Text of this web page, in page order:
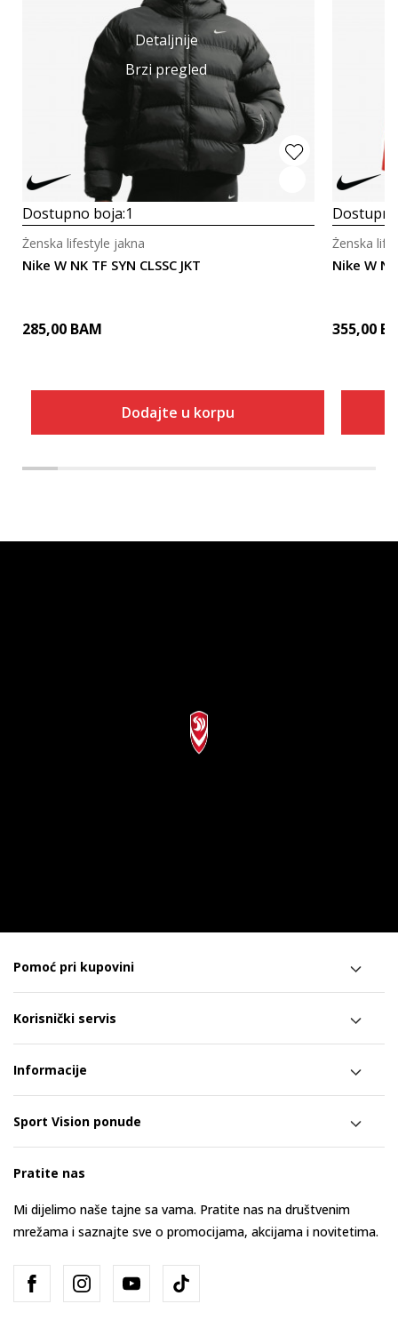
Detaljnije
Brzi pregled
Dostupno boja:1
Nike W NK TF SYN CLSSC JKT
Ženska lifestyle jakna
285,00 BAM
Dodajte u korpu
Nike W
Ženska
355,00
Pomoć pri kupovini
Korisnički servis
Informacije
Sport Vision ponude
Pratite nas
Mi dijelimo naše tajne sa vama. Pratite nas na društvenim
mrežama i saznajte sve o promocijama, akcijama i novitetima.